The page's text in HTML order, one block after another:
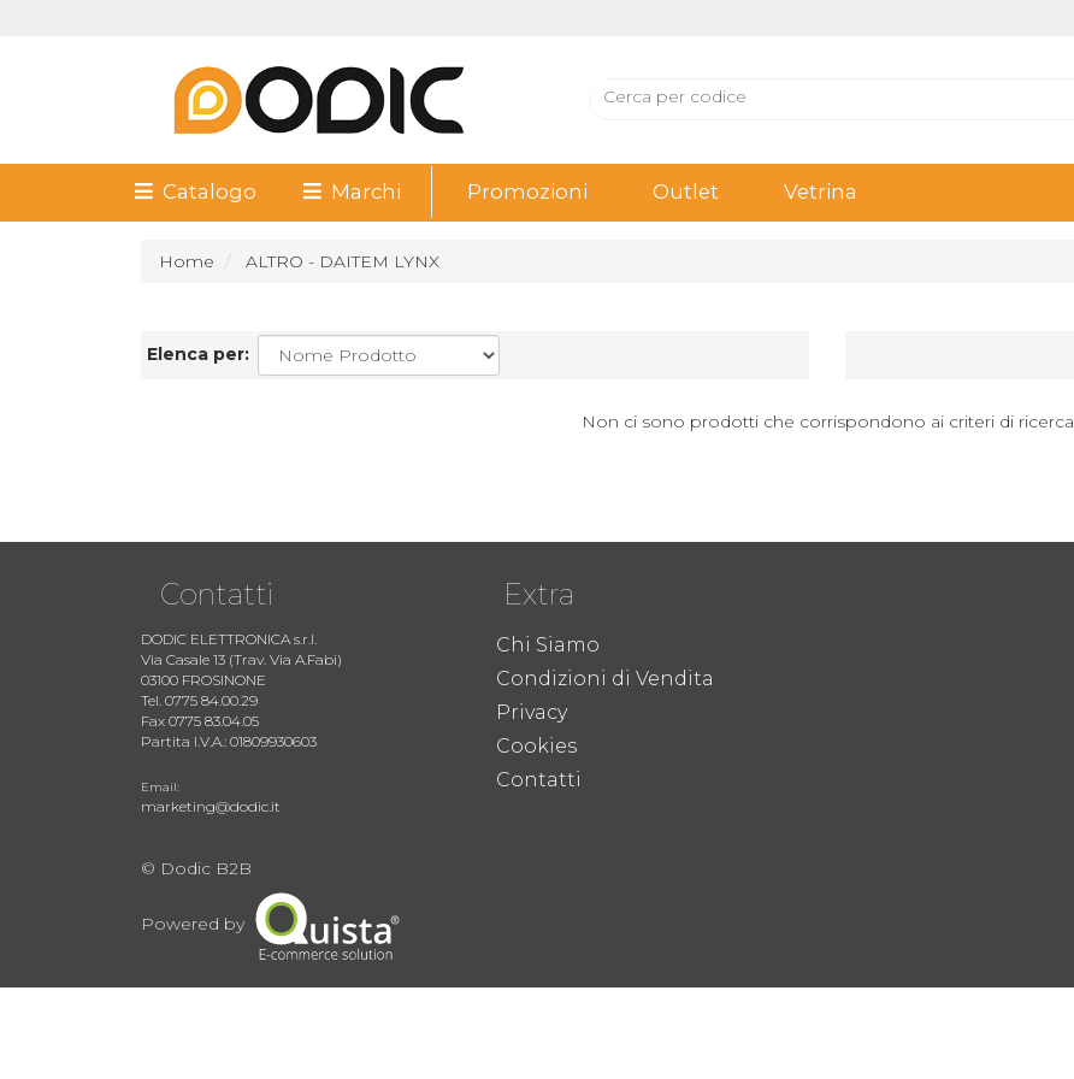
Catalogo Marchi Promozioni Outlet Vetrina
Home ALTRO - DAITEM LYNX
Elenca per:
Non ci sono prodotti che corrispondono ai criteri di ricerca
Contatti
DODIC ELETTRONICA s.r.l.
Via Casale 13 (Trav. Via A.Fabi)
03100 FROSINONE
Tel. 0775 84.00.29
Fax 0775 83.04.05
Partita I.V.A.: 01809930603
Email:
marketing@dodic.it
Extra
Chi Siamo
Condizioni di Vendita
Privacy
Cookies
Contatti
© Dodic B2B
Powered by